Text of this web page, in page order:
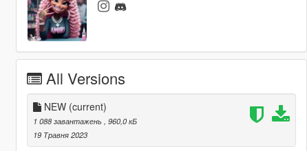
All Versions
NEW (current)
1 088 завантажень
, 960,0 кБ
19 Травня 2023